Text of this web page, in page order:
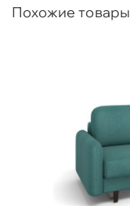
Похожие товары